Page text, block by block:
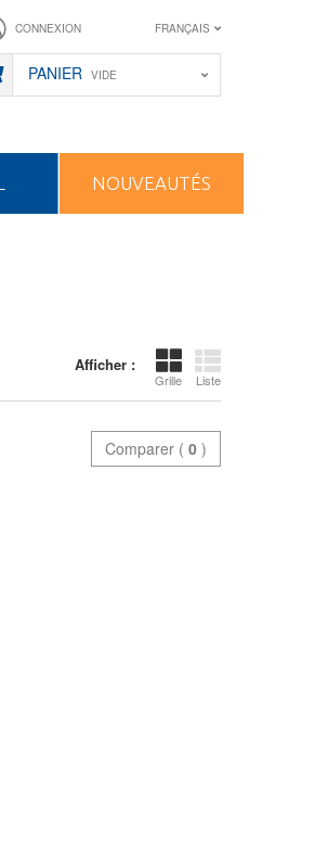
FRANÇAIS
CONNEXION
PANIER VIDE
NOUVEAUTÉS
Afficher :
Grille Liste
Comparer ( 0 )